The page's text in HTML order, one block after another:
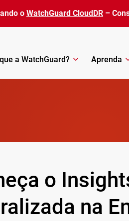
o WatchGuard CloudDR –
a WatchGuard? Aprenda
o
na